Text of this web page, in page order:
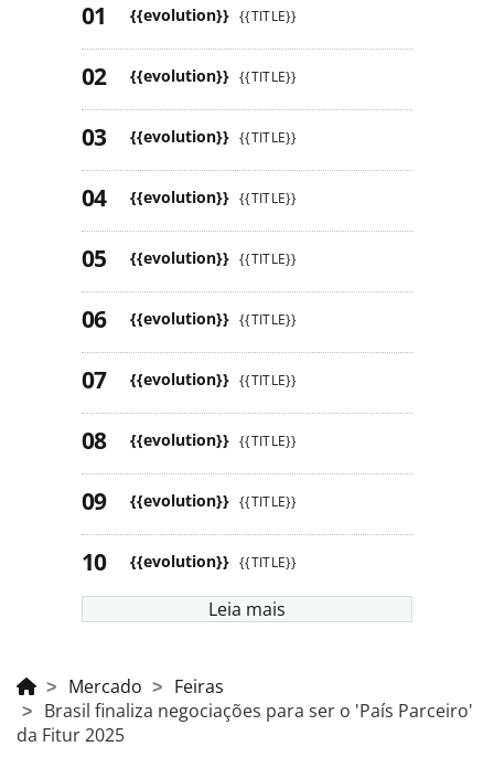
{{evolution}} {{TITLE}}
{{evolution}} {{TITLE}}
{{evolution}} {{TITLE}}
{{evolution}} {{TITLE}}
{{evolution}} {{TITLE}}
{{evolution}} {{TITLE}}
{{evolution}} {{TITLE}}
{{evolution}} {{TITLE}}
{{evolution}} {{TITLE}}
{{evolution}} {{TITLE}}
Leia mais
Mercado
Feiras
Brasil finaliza negociações para ser o 'País Parceiro'
da Fitur 2025